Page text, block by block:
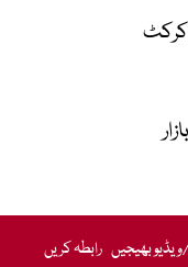
کرکٹ
بھیجیں رابطہ کریں